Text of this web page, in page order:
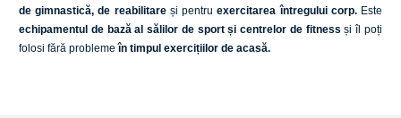
de gimnastică, de reabilitareși pentruexercitarea întregului corp.Este
echipamentul de bază al sălilor de sport și centrelor de fitness și îl poți
folosi fără problemeîn timpul exercițiilor de acasă.